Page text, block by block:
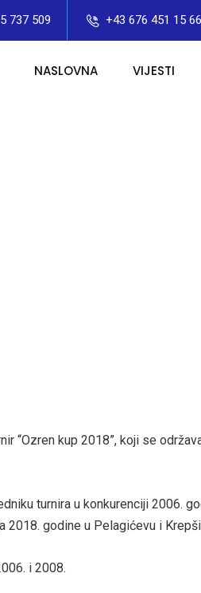
737 509 +43 676 451 15 66
NASLOVNA VIJESTI
“Ozren kup 2018”, koji se
turnira u konkurenciji 2006.
2018. godine u Pelagićevu i
i 2008.